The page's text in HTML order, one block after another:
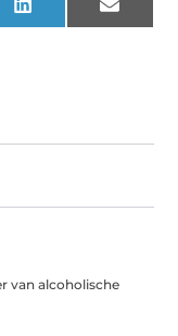
LinkedIn Email
van alcoholische